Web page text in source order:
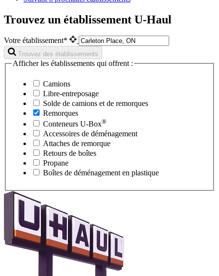
Trouvez un établissement U-Haul
Votre établissement*
Trouvez des établissements
Afficher les établissements qui offrent :
Camions
Libre-entreposage
Solde de camions et de remorques
Remorques
Conteneurs U-Box®
Accessoires de déménagement
Attaches de remorque
Retours de boîtes
Propane
Boîtes de déménagement en plastique